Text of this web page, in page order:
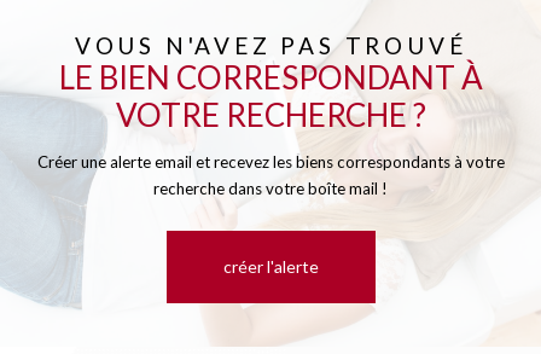
VOUS N'AVEZ PAS TROUVÉ
LE BIEN CORRESPONDANT À
VOTRE RECHERCHE ?
Créer une alerte email et recevez les biens correspondants à votre
recherche dans votre boîte mail !
créer l'alerte